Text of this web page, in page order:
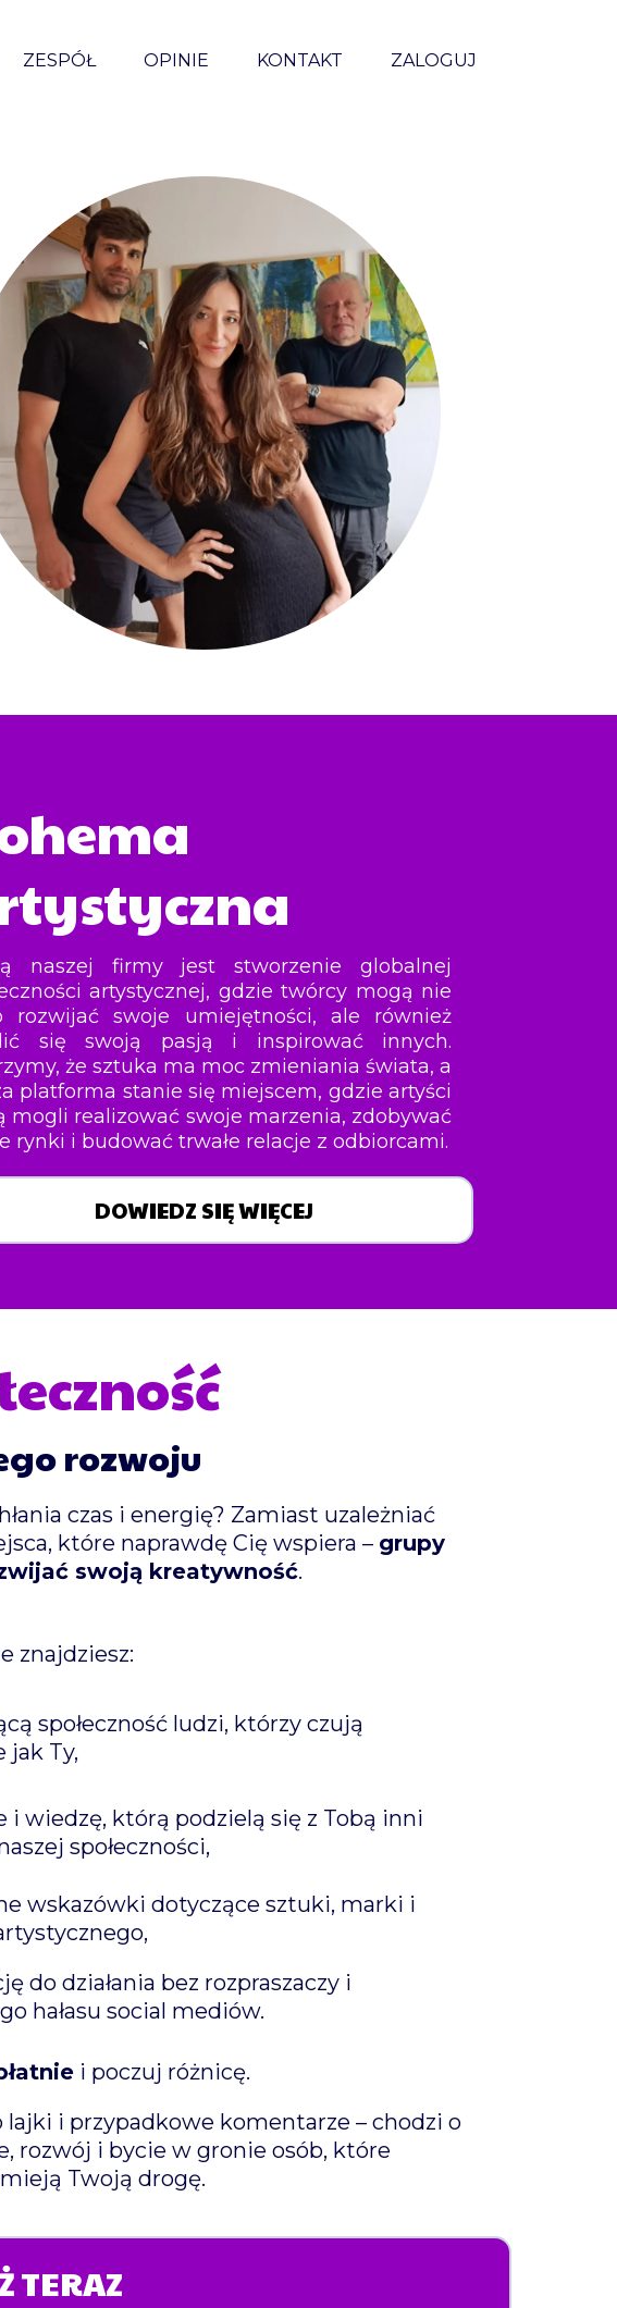
ZESPÓŁ OPINIE KONTAKT ZALOGUJ
naszej firmy jest stworzenie globalnej
artystycznej, gdzie twórcy mogą nie
rozwijać swoje umiejętności, ale również
się swoją pasją i inspirować innych.
że sztuka ma moc zmieniania świata, a
platforma stanie się miejscem, gdzie artyści
mogli realizować swoje marzenia, zdobywać
rynki i budować trwałe relacje z odbiorcami.
DOWIEDZ SIĘ WIĘCEJ
rozwoju
czas i energię? Zamiast uzależniać
które naprawdę Cię wspiera – grupy
swoją kreatywność.
znajdziesz:
społeczność ludzi, którzy czują
jak Ty,
i wiedzę, którą podzielą się z Tobą inni
społeczności,
wskazówki dotyczące sztuki, marki i
do działania bez rozpraszaczy i
hałasu social mediów.
i poczuj różnicę.
lajki i przypadkowe komentarze – chodzi o
rozwój i bycie w gronie osób, które
Twoją drogę.
TERAZ